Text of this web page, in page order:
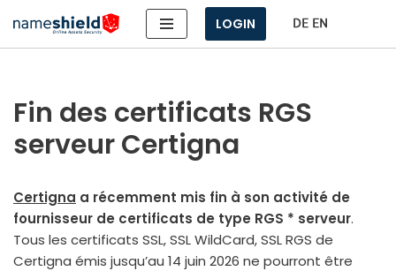
Aller
LOGIN
Fin des certificats RGS
serveur Certigna
Certigna a récem­ment mis fin à son acti­vi­té de
four­nis­seur de cer­ti­fi­cats de type RGS * ser­veur.
Tous les cer­ti­fi­cats SSL, SSL WildCard, SSL RGS de
Certigna émis jus­qu’au 14 juin 2026 ne pour­ront être